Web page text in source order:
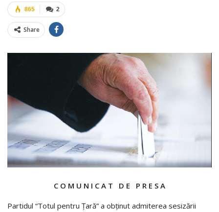
2
865
Share
C O M U N I C A T D E P R E S A
Partidul “Totul pentru Țară” a obținut admiterea sesizării